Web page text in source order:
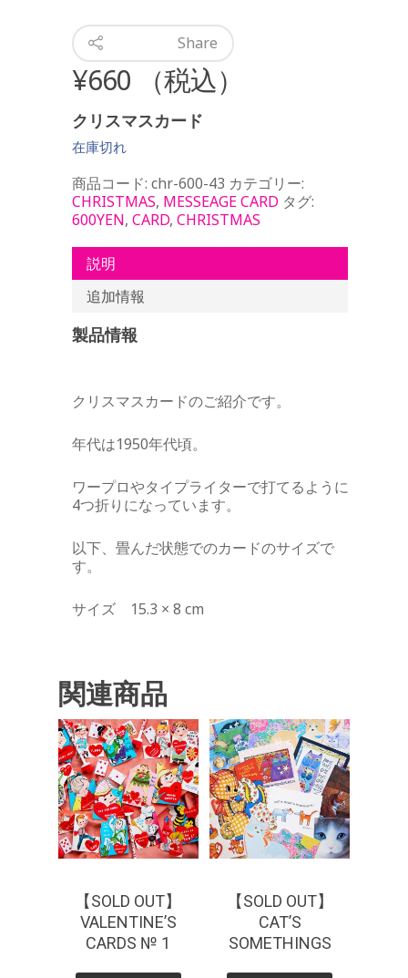
Share
¥660 （税込）
クリスマスカード
在庫切れ
商品コード: chr-600-43 カテゴリー:
CHRISTMAS, MESSEAGE CARD タグ:
600YEN, CARD, CHRISTMAS
説明
追加情報
製品情報
クリスマスカードのご紹介です。
年代は1950年代頃。
ワープロやタイプライターで打てるように
4つ折りになっています。
以下、畳んだ状態でのカードのサイズで
す。
サイズ 15.3 × 8 cm
関連商品
¥440
【SOLD OUT】
VALENTINE’S
CARDS № 1
¥550
¥1,650
【SOLD OUT】
CAT’S
SOMETHINGS